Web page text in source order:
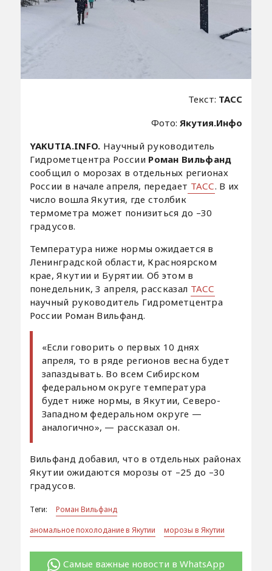
Текст: ТАСС
Фото:Якутия.Инфо
YAKUTIA.INFO. Научный руководитель
Гидрометцентра России Роман Вильфанд
сообщил о морозах в отдельных регионах
России в начале апреля, передает ТАСС. В их
число вошла Якутия, где столбик
термометра может понизиться до –30
градусов.
Температура ниже нормы ожидается в
Ленинградской области, Красноярском
крае, Якутии и Бурятии. Об этом в
понедельник, 3 апреля, рассказал ТАСС
научный руководитель Гидрометцентра
России Роман Вильфанд.
«Если говорить о первых 10 днях
апреля, то в ряде регионов весна будет
запаздывать. Во всем Сибирском
федеральном округе температура
будет ниже нормы, в Якутии, Северо-
Западном федеральном округе —
аналогично», — рассказал он.
Вильфанд добавил, что в отдельных районах
Якутии ожидаются морозы от –25 до –30
градусов.
Теги:
Роман Вильфанд
аномальное похолодание в Якутии
морозы в Якутии
Самые важные новости в WhatsApp